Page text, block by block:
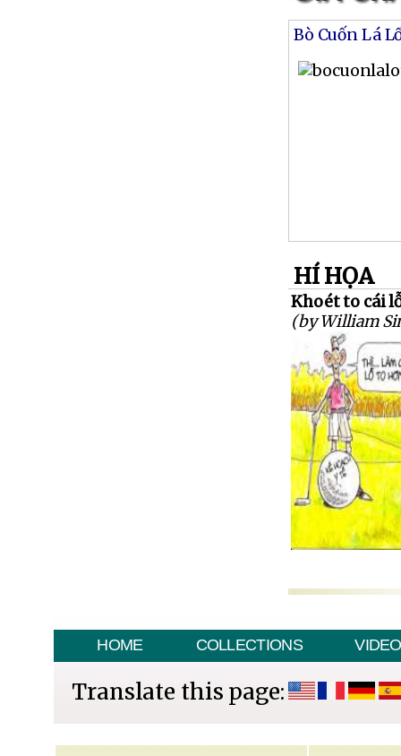
Bò Cuốn Lá
HÍ HỌA
Khoét to cái
(by William
HOME COLLECTIONS VIDEO
Translate this page: